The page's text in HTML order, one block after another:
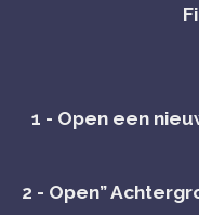
1 - Open een
2 - Open”